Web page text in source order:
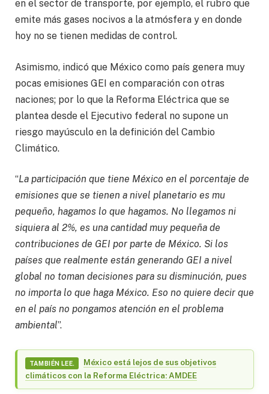
en el sector de transporte, por ejemplo, el rubro que
emite más gases nocivos a la atmósfera y en donde
hoy no se tienen medidas de control.
Asimismo, indicó que México como país genera muy
pocas emisiones GEI en comparación con otras
naciones; por lo que la Reforma Eléctrica que se
plantea desde el Ejecutivo federal no supone un
riesgo mayúsculo en la definición del Cambio
Climático.
“La participación que tiene México en el porcentaje de
emisiones que se tienen a nivel planetario es mu
pequeño, hagamos lo que hagamos. No llegamos ni
siquiera al 2%, es una cantidad muy pequeña de
contribuciones de GEI por parte de México. Si los
países que realmente están generando GEI a nivel
global no toman decisiones para su disminución, pues
no importa lo que haga México. Eso no quiere decir que
en el país no pongamos atención en el problema
ambiental”.
TAMBIÉN LEE.
México está lejos de sus objetivos
climáticos con la Reforma Eléctrica: AMDEE